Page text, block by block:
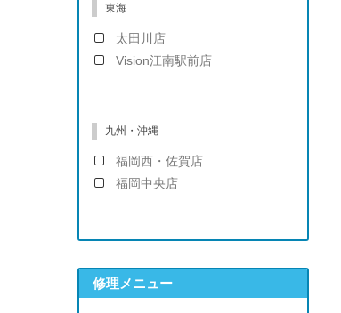
東海
太田川店
Vision江南駅前店
九州・沖縄
福岡西・佐賀店
福岡中央店
修理メニュー